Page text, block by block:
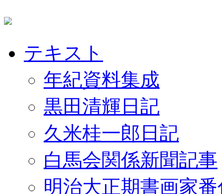
テキスト
年紀資料集成
黒田清輝日記
久米桂一郎日記
白馬会関係新聞記事
明治大正期書画家